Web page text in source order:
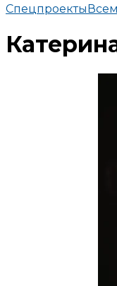
Спецпроекты